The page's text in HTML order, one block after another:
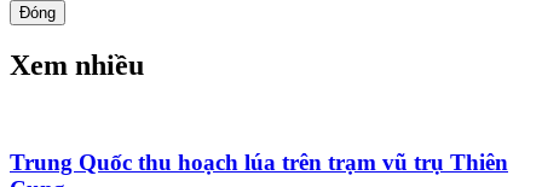
Đóng
Xem nhiều
Trung Quốc thu hoạch lúa trên trạm vũ trụ Thiên